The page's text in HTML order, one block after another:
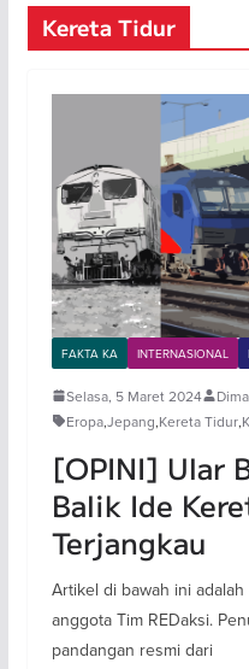
Kereta Tidur
FAKTA KA INTERNASIONAL
Selasa, 5 Maret 2024
Eropa,Jepang,Kereta Tidur,
[OPINI] Ular
Balik Ide
Terjangkau
Artikel di bawah ini
anggota Tim REDaksi.
pandangan resmi dari